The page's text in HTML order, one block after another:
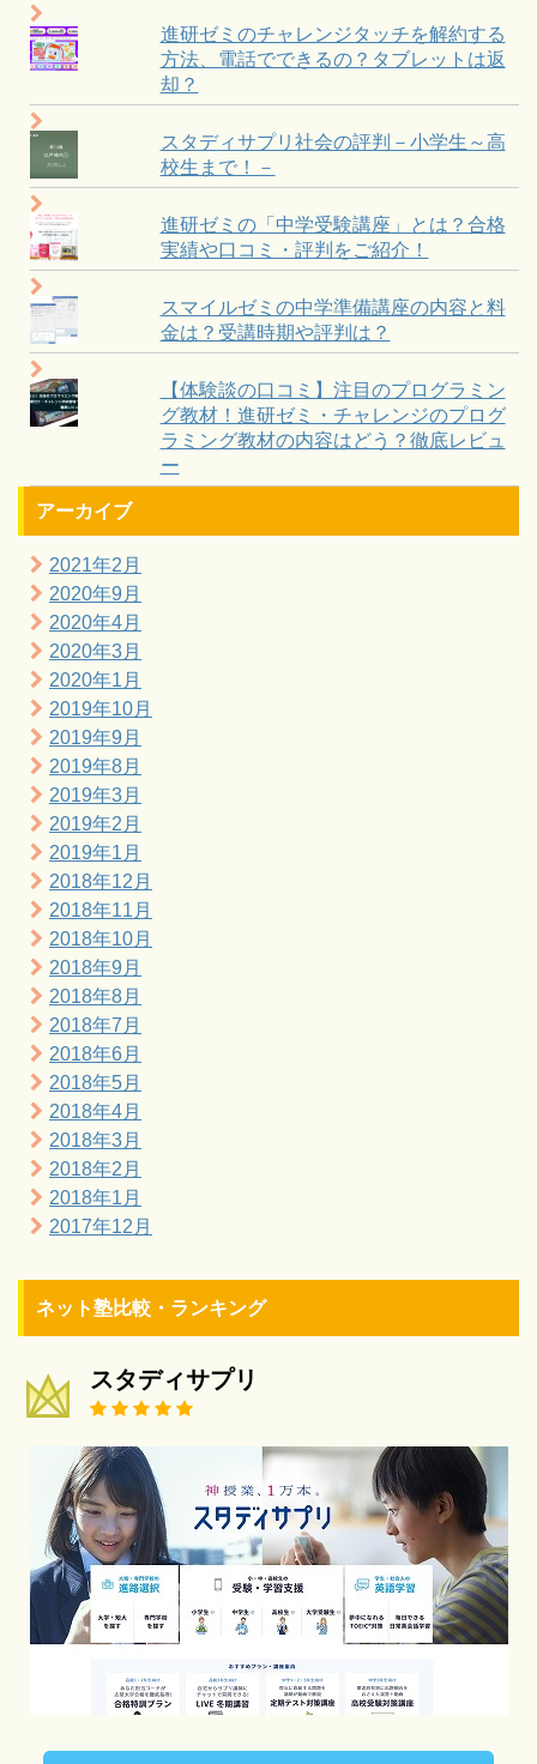
進研ゼミのチャレンジタッチを解約する
方法、電話でできるの？タブレットは返
却？
スタディサプリ社会の評判－小学生～高
校生まで！－
進研ゼミの「中学受験講座」とは？合格
実績や口コミ・評判をご紹介！
スマイルゼミの中学準備講座の内容と料
金は？受講時期や評判は？
【体験談の口コミ】注目のプログラミン
グ教材！進研ゼミ・チャレンジのプログ
ラミング教材の内容はどう？徹底レビュ
ー
アーカイブ
2021年2月
2020年9月
2020年4月
2020年3月
2020年1月
2019年10月
2019年9月
2019年8月
2019年3月
2019年2月
2019年1月
2018年12月
2018年11月
2018年10月
2018年9月
2018年8月
2018年7月
2018年6月
2018年5月
2018年4月
2018年3月
2018年2月
2018年1月
2017年12月
ネット塾比較・ランキング
スタディサプリ